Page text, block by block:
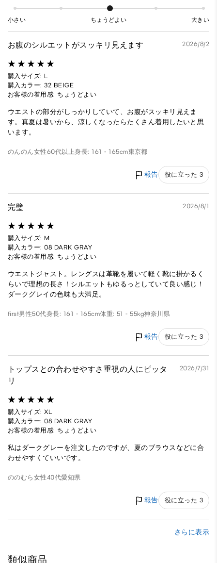
小さい ちょうどよい 大きい
お腹のシルエットがスッキリ見えます 2026/8/2
購入サイズ: L
購入カラー: 32 BEIGE
お客様の着用感: ちょうどよい
ウエストの部分がしっかりしていて、お腹がスッキリ見えま
す。真夏は暑いから、涼しくなったらたくさん着用したいと思
います。
のんのん女性60代以上身長: 161 - 165cm東京都
報告 役に立った 3
完璧 2026/8/1
購入サイズ: M
購入カラー: 08 DARK GRAY
お客様の着用感: ちょうどよい
ウエストジャスト。レングスは革靴を履いて軽く靴に掛かるく
らいで理想の長さ！シルエットもゆるっとしていて良い感じ！
ダークグレイの色味も大満足。
first男性50代身長: 161 - 165cm体重: 51 - 55kg神奈川県
報告 役に立った 3
トップスとの合わせやすさ重視の人にピッタ
リ
2026/7/31
購入サイズ: XL
購入カラー: 08 DARK GRAY
お客様の着用感: ちょうどよい
私はダークグレーを注文したのですが、夏のブラウスなどに合
わせやすくていいです。
ののむら 女性40代愛知県
報告 役に立った 3
さらに表示
類似商品